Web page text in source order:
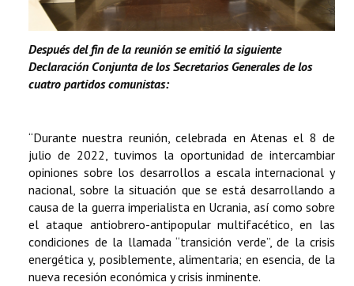
Después del fin de la reunión se emitió la siguiente
Declaración Conjunta de los Secretarios Generales de los
cuatro partidos comunistas:
“Durante nuestra reunión, celebrada en Atenas el 8 de
julio de 2022, tuvimos la oportunidad de intercambiar
opiniones sobre los desarrollos a escala internacional y
nacional, sobre la situación que se está desarrollando a
causa de la guerra imperialista en Ucrania, así como sobre
el ataque antiobrero-antipopular multifacético, en las
condiciones de la llamada “transición verde”, de la crisis
energética y, posiblemente, alimentaria; en esencia, de la
nueva recesión económica y crisis inminente.